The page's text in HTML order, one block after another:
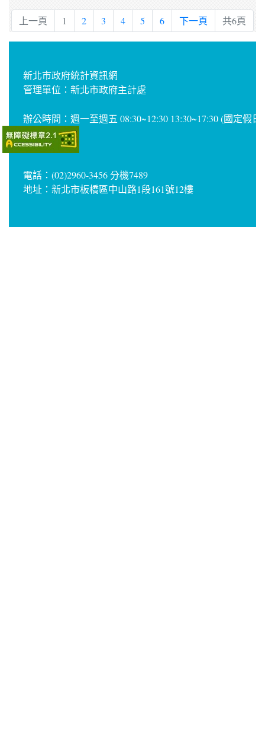
上一頁 1 2 3 4 5 6 下一頁 共6頁
新北市政府統計資訊網
管理單位：新北市政府主計處
辦公時間：週一至週五 08:30~12:30 13:30~17:30 (國定假日
電話：(02)2960-3456 分機7489
地址：新北市板橋區中山路1段161號12樓